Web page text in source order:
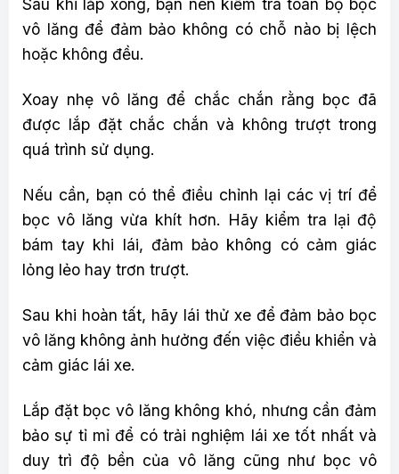
Sau khi lắp xong, bạn nên kiểm tra toàn bộ bọc
vô lăng để đảm bảo không có chỗ nào bị lệch
hoặc không đều.
Xoay nhẹ vô lăng để chắc chắn rằng bọc đã
được lắp đặt chắc chắn và không trượt trong
quá trình sử dụng.
Nếu cần, bạn có thể điều chỉnh lại các vị trí để
bọc vô lăng vừa khít hơn. Hãy kiểm tra lại độ
bám tay khi lái, đảm bảo không có cảm giác
lỏng lẻo hay trơn trượt.
Sau khi hoàn tất, hãy lái thử xe để đảm bảo bọc
vô lăng không ảnh hưởng đến việc điều khiển và
cảm giác lái xe.
Lắp đặt bọc vô lăng không khó, nhưng cần đảm
bảo sự tỉ mỉ để có trải nghiệm lái xe tốt nhất và
duy trì độ bền của vô lăng cũng như bọc vô